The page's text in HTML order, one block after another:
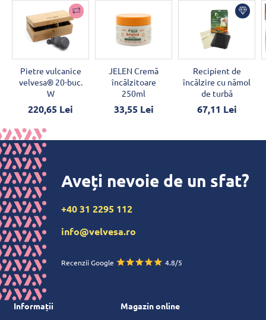
Pietre vulcanice
velvesa® 20-buc.
W
220,65 Lei
JELEN Cremă
încălzitoare
250ml
33,55 Lei
Recipient de
încălzire cu nămol
de turbă
67,11 Lei
Aveți nevoie de un sfat?
+40 31 2295 112
info@velvesa.ro
Recenzii Google 4.8/5
Informații Magazin online